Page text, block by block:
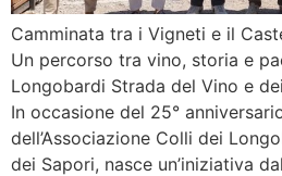
Camminata tra i Vigneti e il
Un percorso tra vino, storia e
Longobardi Strada del Vino e
In occasione del 25°
dell’Associazione Colli dei
dei Sapori, nasce un’iniziativa